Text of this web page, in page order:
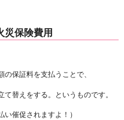
災保険費用
保証料を支払うことで、
替えをする。というものです。
い催促されますよ！）